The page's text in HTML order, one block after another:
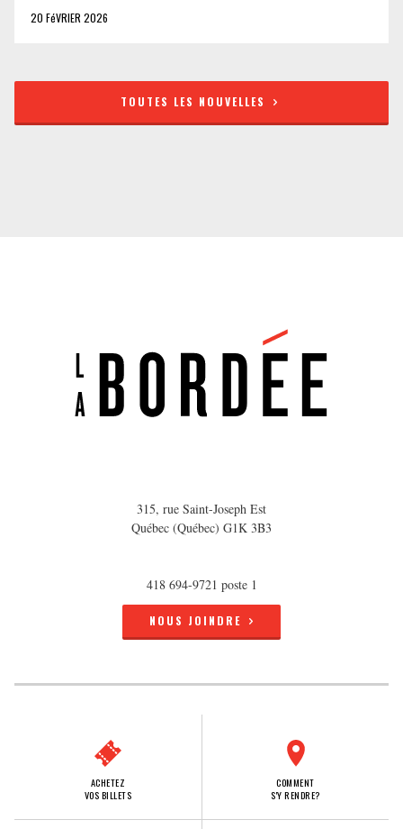
20 FéVRIER 2026
TOUTES LES NOUVELLES
315, rue Saint-Joseph Est
Québec (Québec) G1K 3B3
418 694-9721 poste 1
NOUS JOINDRE
ACHETEZ
VOS BILLETS
COMMENT
S'Y RENDRE?